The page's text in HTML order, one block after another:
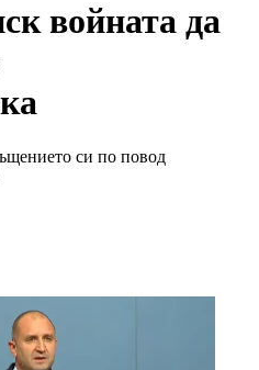
войната да
си по повод